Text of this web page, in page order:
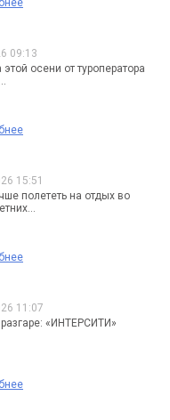
09:13
этой осени от туроператора
15:51
полететь на отдых во
11:07
«ИНТЕРСИТИ»